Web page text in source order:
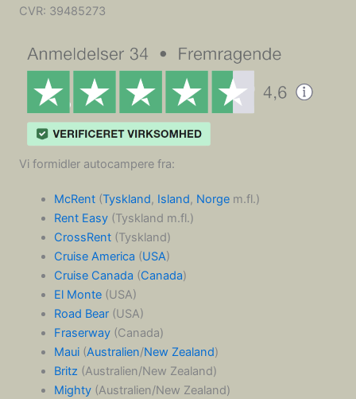
CVR: 39485273
Vi formidler autocampere fra:
McRent(Tyskland, Island, Norgem.fl.)
Rent Easy(Tyskland m.fl.)
CrossRent(Tyskland)
Cruise America (USA)
Cruise Canada (Canada)
El Monte(USA)
Road Bear(USA)
Fraserway (Canada)
Maui (Australien/New Zealand)
Britz (Australien/New Zealand)
Mighty (Australien/New Zealand)